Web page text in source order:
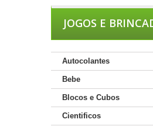
JOGOS E
Autocolantes
Bebe
Blocos e Cubos
Cientificos